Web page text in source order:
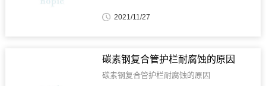
2021/11/27
碳素钢复合管护栏耐腐蚀的原因
碳素钢复合管护栏耐腐蚀的原因